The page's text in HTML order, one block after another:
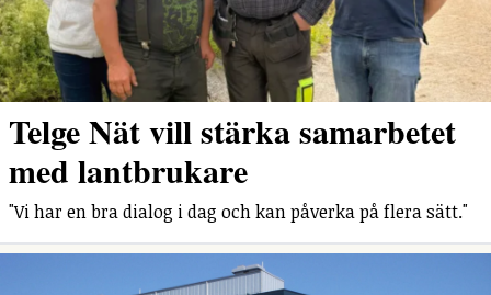
Telge Nät vill stärka samarbetet
med lantbrukare
"Vi har en bra dialog i dag och kan påverka på flera sätt."